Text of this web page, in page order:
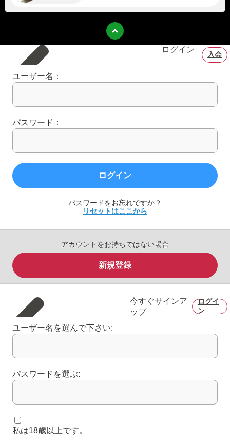
ログイン
入会
ユーザー名：
パスワード：
ログイン
パスワードをお忘れですか？
リセットはここから
アカウントをお持ちではない場合
新規登録
今すぐサインア
ップ
ログイ
ン
ユーザー名を選んで下さい:
パスワードを選ぶ:
私は18歳以上です。